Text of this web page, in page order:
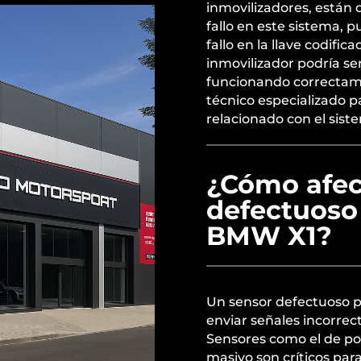
inmovilizadores, están
fallo en este sistema,
fallo en la llave
inmovilizador podría
funcionando
técnico especializado
relacionado con el
¿Cómo
BMW X1?
Un sensor defectuoso
enviar señales
Sensores como el de
masivo son críticos